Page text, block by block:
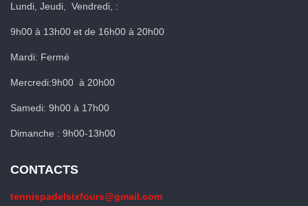
Lundi, Jeudi, Vendredi, :
9h00 à 13h00 et de 16h00 à 20h00
Mardi: Fermé
Mercredi:9h00 à 20h00
Samedi: 9h00 à 17h00
Dimanche : 9h00-13h00
CONTACTS
tennispadelsixfours@gmail.com